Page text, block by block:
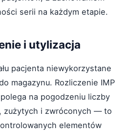
serii na każdym etapie.
i utylizacja
pacjenta niewykorzystane
magazynu. Rozliczenie IMP
na pogodzeniu liczby
zużytych i zwróconych — to
elementów